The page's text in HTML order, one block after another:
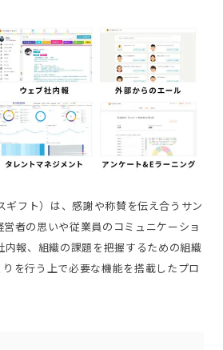
ギフト）は、感謝や称賛を伝え合うサン
者の思いや従業員のコミュニケーショ
内報、組織の課題を把握するための組織
を行う上で必要な機能を搭載したプロ